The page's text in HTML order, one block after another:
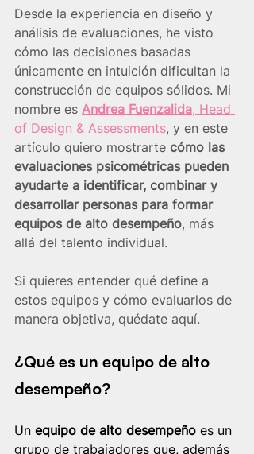
Desde la experiencia en diseño y
análisis de evaluaciones, he visto
cómo las decisiones basadas
únicamente en intuición dificultan la
construcción de equipos sólidos. Mi
nombre es Andrea Fuenzalida, Head
of Design & Assessments, y en este
artículo quiero mostrarte cómo las
evaluaciones psicométricas pueden
ayudarte a identificar, combinar y
desarrollar personas para formar
equipos de alto desempeño, más
allá del talento individual.
Si quieres entender qué define a
estos equipos y cómo evaluarlos de
manera objetiva, quédate aquí.
¿Qué es un equipo de alto
desempeño?
Un equipo de alto desempeño es un
grupo de trabajadores que, además